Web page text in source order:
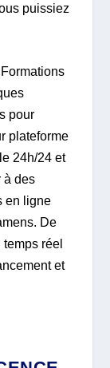
puissiez
pour
plateforme
24h/24 et
à des
en ligne
De
réel
et